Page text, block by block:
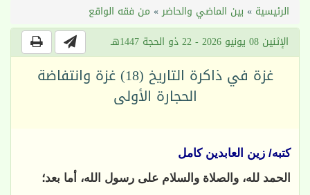
الرئيسية » بين الماضي والحاضر» من فقه الواقع
الإثنين 08 يونيو 2026 - 22 ذو الحجة 1447هـ
غزة في ذاكرة التاريخ (18) غزة وانتفاضة
الحجارة الأولى
كتبه/ زين العابدين كامل
الحمد لله، والصلاة والسلام على رسول الله، أما بعد؛